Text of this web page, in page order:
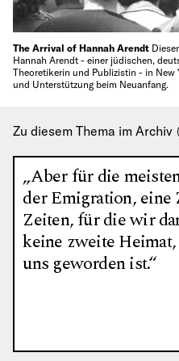
The Arrival of Hannah Arendt
Hannah Arendt - einer jüdischen,
Theoretikerin und Publizistin - in
und Unterstützung beim Neuanfang.
Zu diesem Thema im Archiv
„Aber für die
der Emigration,
Zeiten, für die wir
keine zweite
uns geworden ist.“